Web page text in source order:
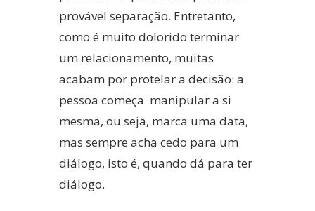
provável separação. Entretanto,
como é muito dolorido terminar
um relacionamento, muitas
acabam por protelar a decisão: a
pessoa começa manipular a si
mesma, ou seja, marca uma data,
mas sempre acha cedo para um
diálogo, isto é, quando dá para ter
diálogo.